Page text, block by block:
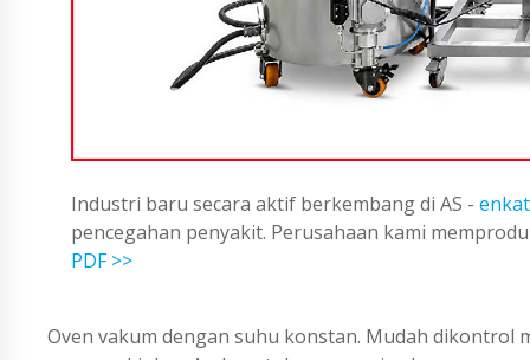
Industri baru secara aktif berkembang di AS -
pencegahan penyakit. Perusahaan kami
PDF >>
Oven vakum dengan suhu konstan. Mudah dikontrol